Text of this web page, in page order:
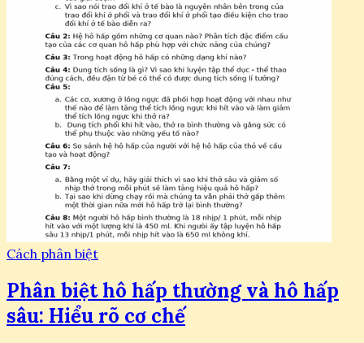
Cách phân biệt
Phân biệt hô hấp thường và hô hấp
sâu: Hiểu rõ cơ chế